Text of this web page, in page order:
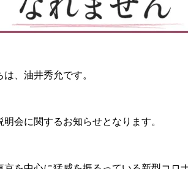
は、油井秀允です。
明会に関するお知らせとなります。